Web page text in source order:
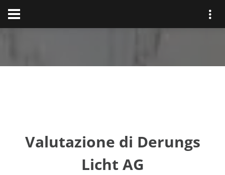
Valutazione di Derungs
Licht AG